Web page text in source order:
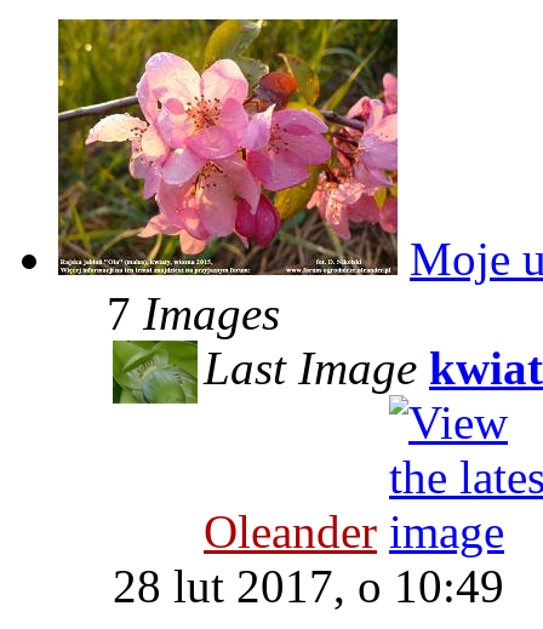
Moje
7 Images
Last Image
Oleander
28 lut 2017, o 10:49